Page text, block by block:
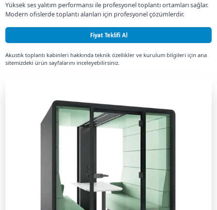
Akustik toplantı kabini, küçük grup toplantıları
teknoloji ile tasarlanmış ses yalıtımlı kabinlerdir.
Modern ofislerde toplantı alanları için profesyonel
Akustik toplantı kabinleri hakkında teknik özellikler ve
sitemizdeki ürün sayfalarını inceleyebilirsiniz.